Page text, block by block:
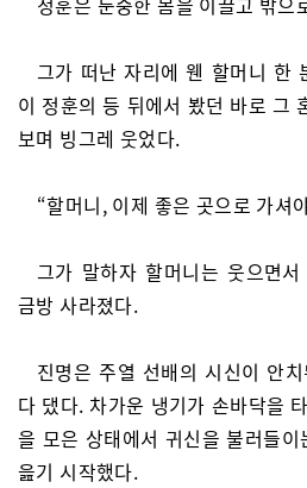
그가 떠난 자리에 웬 할머니 한
이 정훈의 등 뒤에서 봤던 바로 그
보며 빙그레 웃었다.
“할머니, 이제 좋은 곳으로 가셔
그가 말하자 할머니는 웃으면
금방 사라졌다.
진명은 주열 선배의 시신이 안
다 댔다. 차가운 냉기가 손바닥을
을 모은 상태에서 귀신을 불러들
읊기 시작했다.